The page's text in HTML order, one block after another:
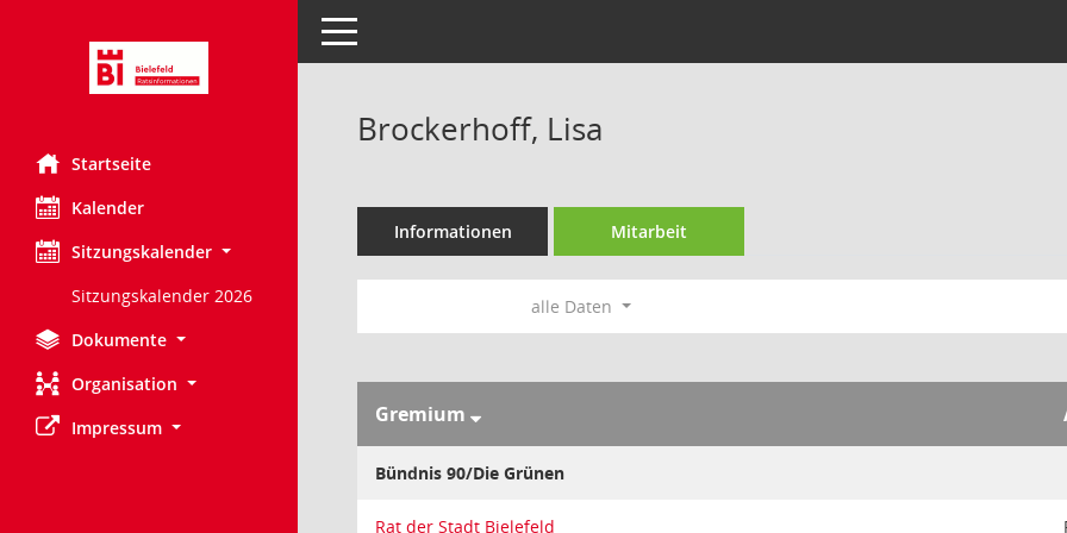
Startseite
Kalender
Sitzungskalender
Sitzungskalender 2026
Dokumente
Organisation
Impressum
Toggle navigation
Brockerhoff, Lisa
Informationen Mitarbeit
alle Daten
Gremium
Bündnis 90/Die Grünen
Rat der Stadt Bielefeld